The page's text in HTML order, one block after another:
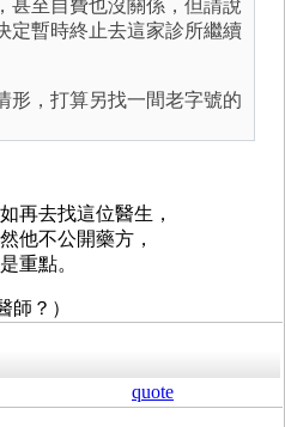
甚至自費也沒關係，但請說
定暫時終止去這家診所繼續
形，打算另找一間老字號的
再去找這位醫生，
他不公開藥方，
重點。
師？）
quote